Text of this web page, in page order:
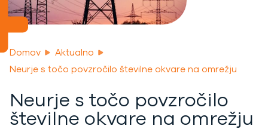
Domov
Aktualno
Neurje s točo povzročilo številne okvare na omrežju
Neurje s točo povzročilo
številne okvare na omrežju